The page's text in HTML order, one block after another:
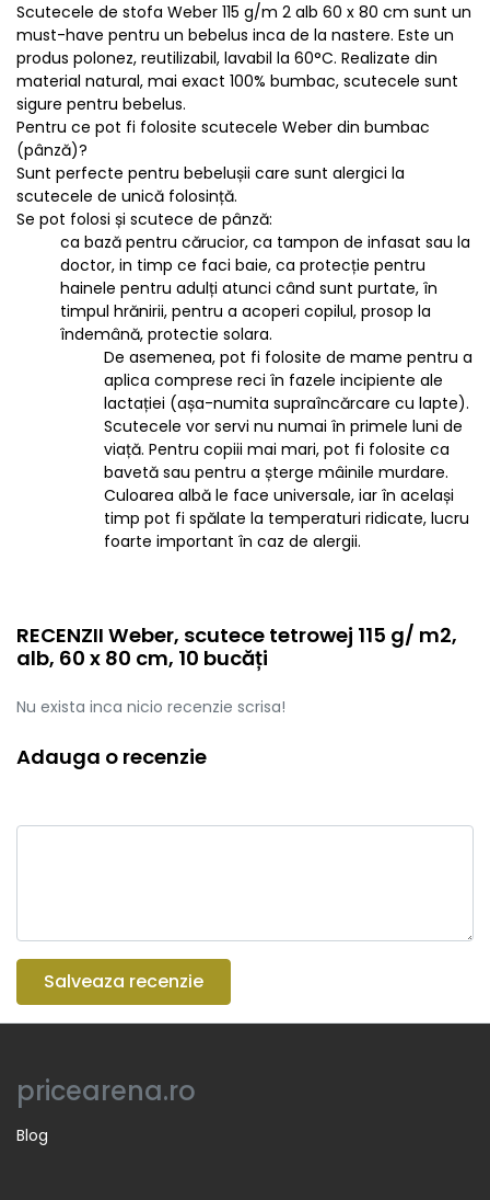
Scutecele de stofa Weber 115 g/m 2 alb 60 x 80 cm sunt un
must-have pentru un bebelus inca de la nastere. Este un
produs polonez, reutilizabil, lavabil la 60°C. Realizate din
material natural, mai exact 100% bumbac, scutecele sunt
sigure pentru bebelus.
Pentru ce pot fi folosite scutecele Weber din bumbac
(pânză)?
Sunt perfecte pentru bebelușii care sunt alergici la
scutecele de unică folosință.
Se pot folosi și scutece de pânză:
ca bază pentru cărucior, ca tampon de infasat sau la
doctor, in timp ce faci baie, ca protecție pentru
hainele pentru adulți atunci când sunt purtate, în
timpul hrănirii, pentru a acoperi copilul, prosop la
îndemână, protectie solara.
De asemenea, pot fi folosite de mame pentru a
aplica comprese reci în fazele incipiente ale
lactației (așa-numita supraîncărcare cu lapte).
Scutecele vor servi nu numai în primele luni de
viață. Pentru copiii mai mari, pot fi folosite ca
bavetă sau pentru a șterge mâinile murdare.
Culoarea albă le face universale, iar în același
timp pot fi spălate la temperaturi ridicate, lucru
foarte important în caz de alergii.
RECENZII Weber, scutece tetrowej 115 g/ m2,
alb, 60 x 80 cm, 10 bucăți
Nu exista inca nicio recenzie scrisa!
Adauga o recenzie
Salveaza recenzie
pricearena.ro
Blog